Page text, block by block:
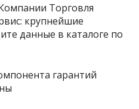
Торговля
крупнейшие
данные в каталоге по